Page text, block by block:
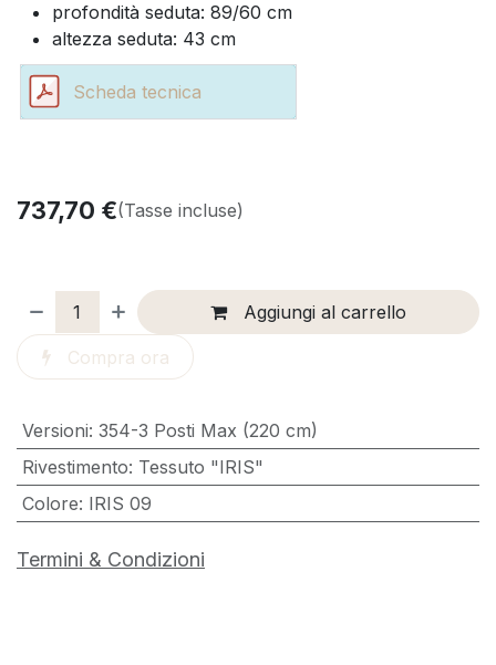
profondità seduta: 89/60 cm
altezza seduta: 43 cm
Scheda tecnica
737,70 €(Tasse incluse)
Aggiungi al carrello
Compra ora
Versioni: 354-3 Posti Max (220 cm)
Rivestimento: Tessuto "IRIS"
Colore: IRIS 09
Termini & Condizioni